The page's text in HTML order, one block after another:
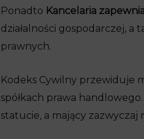
Ponadto Kancelaria
działalności gospodarczej, a
prawnych.
Kodeks Cywilny przewiduje
spółkach prawa
statucie, a mający zazwyczaj